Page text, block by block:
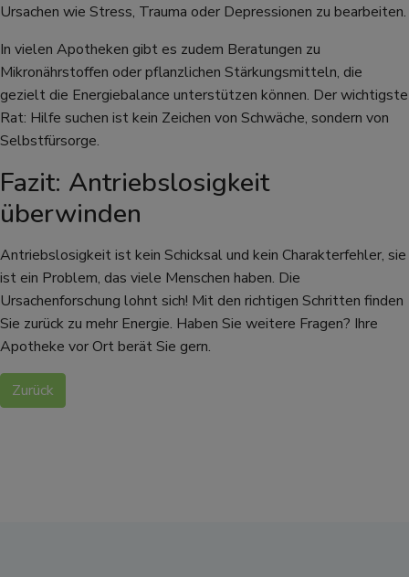
Zurück
Ursachen wie Stress, Trauma oder Depressionen zu bearbeiten.
In vielen Apotheken gibt es zudem Beratungen zu
Mikronährstoffen oder pflanzlichen Stärkungsmitteln, die
gezielt die Energiebalance unterstützen können. Der wichtigste
Rat: Hilfe suchen ist kein Zeichen von Schwäche, sondern von
Selbstfürsorge.
Fazit: Antriebslosigkeit
überwinden
Antriebslosigkeit ist kein Schicksal und kein Charakterfehler, sie
ist ein Problem, das viele Menschen haben. Die
Ursachenforschung lohnt sich! Mit den richtigen Schritten finden
Sie zurück zu mehr Energie. Haben Sie weitere Fragen? Ihre
Apotheke vor Ort berät Sie gern.